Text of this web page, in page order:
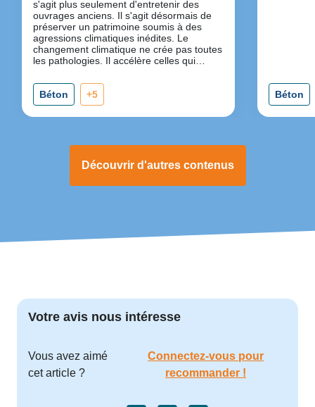
s'agit plus seulement d'entretenir des
ouvrages anciens. Il s'agit désormais de
préserver un patrimoine soumis à des
agressions climatiques inédites. Le
changement climatique ne crée pas toutes
les pathologies. Il accélère celles qui
Béton
+5 Béton
Découvrir d'autres contenus
Votre avis nous intéresse
Vous avez aimé
cet article ?
Connectez-vous pour
recommander !